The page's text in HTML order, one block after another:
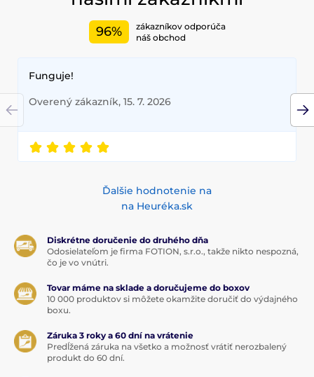
96%
zákazníkov odporúča
náš obchod
Funguje!
Overený zákazník, 15. 7. 2026
Ďalšie hodnotenie na
na Heuréka.sk
Diskrétne doručenie do druhého dňa
Odosielateľom je firma FOTION, s.r.o., takže nikto nespozná,
čo je vo vnútri.
Tovar máme na sklade a doručujeme do boxov
10 000 produktov si môžete okamžite doručiť do výdajného
boxu.
Záruka 3 roky a 60 dní na vrátenie
Predĺžená záruka na všetko a možnosť vrátiť nerozbalený
produkt do 60 dní.